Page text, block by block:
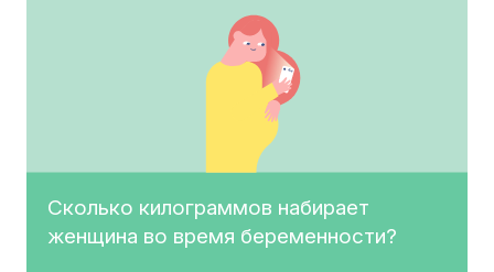
Сколько килограммов набирает
женщина во время беременности?